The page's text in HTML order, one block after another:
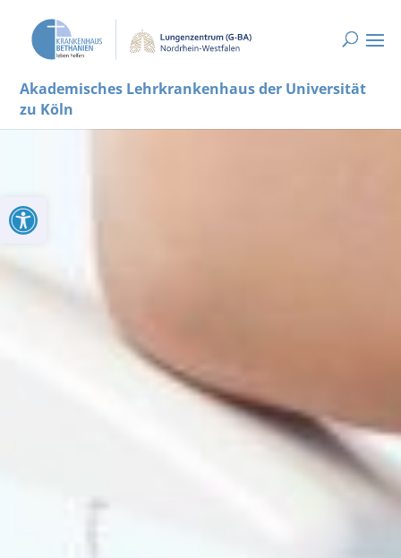
Werkzeugleiste öffnen
Akademisches Lehrkrankenhaus der Universität
zu Köln